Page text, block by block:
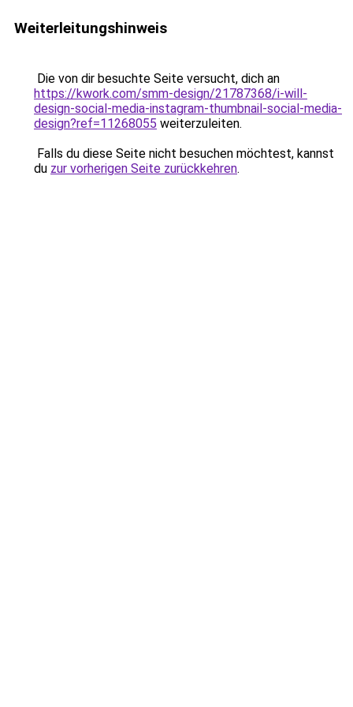
Weiterleitungshinweis
Die von dir besuchte Seite versucht, dich an
https://kwork.com/smm-design/21787368/i-will-
design-social-media-instagram-thumbnail-social-media-
design?ref=11268055 weiterzuleiten.
Falls du diese Seite nicht besuchen möchtest, kannst
du zur vorherigen Seite zurückkehren.